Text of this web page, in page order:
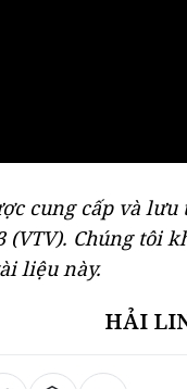
cung cấp và
(VTV). Chúng tôi
liệu này.
HẢI